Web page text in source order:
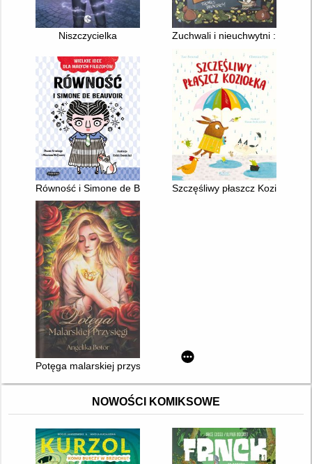
Niszczycielka Zuchwali i nieuchwytni : o
Równość i Simone de BeauvoirSzczęśliwy płaszcz Koziołka
Potęga malarskiej przysięgi
NOWOŚCI KOMIKSOWE